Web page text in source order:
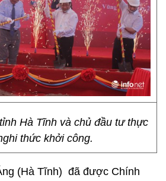
Hà Tĩnh và chủ đầu tư thực
thức khởi công.
(Hà Tĩnh) đã được Chính